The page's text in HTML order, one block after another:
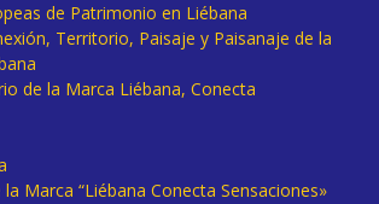
de Patrimonio en Liébana
Territorio, Paisaje y Paisanaje de la
de la Marca Liébana, Conecta
Marca “Liébana Conecta Sensaciones»